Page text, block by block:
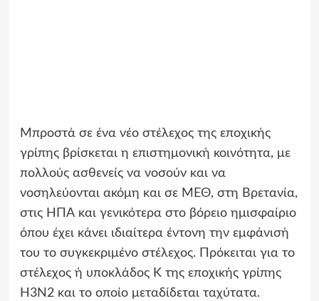
Μπροστά σε ένα νέο στέλεχος της εποχικής
γρίπης βρίσκεται η επιστημονική κοινότητα, με
πολλούς ασθενείς να νοσούν και να
νοσηλεύονται ακόμη και σε ΜΕΘ, στη Βρετανία,
στις ΗΠΑ και γενικότερα στο βόρειο ημισφαίριο
όπου έχει κάνει ιδιαίτερα έντονη την εμφάνισή
του το συγκεκριμένο στέλεχος. Πρόκειται για το
στέλεχος ή υποκλάδος Κ της εποχικής γρίπης
Η3Ν2 και το οποίο μεταδίδεται ταχύτατα.